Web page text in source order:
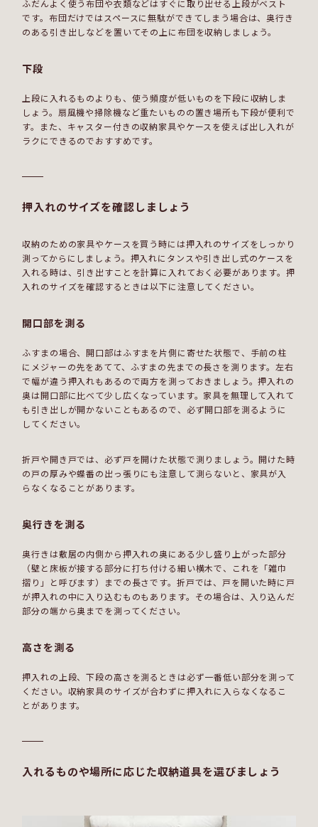
ふだんよく使う布団や衣類などはすぐに取り出せる上段がベスト
です。布団だけではスペースに無駄ができてしまう場合は、奥行き
のある引き出しなどを置いてその上に布団を収納しましょう。
下段
上段に入れるものよりも、使う頻度が低いものを下段に収納しま
しょう。扇風機や掃除機など重たいものの置き場所も下段が便利で
す。また、キャスター付きの収納家具やケースを使えば出し入れが
ラクにできるのでおすすめです。
押入れのサイズを確認しましょう
収納のための家具やケースを買う時には押入れのサイズをしっかり
測ってからにしましょう。押入れにタンスや引き出し式のケースを
入れる時は、引き出すことを計算に入れておく必要があります。押
入れのサイズを確認するときは以下に注意してください。
開口部を測る
ふすまの場合、開口部はふすまを片側に寄せた状態で、手前の柱
にメジャーの先をあてて、ふすまの先までの長さを測ります。左右
で幅が違う押入れもあるので両方を測っておきましょう。押入れの
奥は開口部に比べて少し広くなっています。家具を無理して入れて
も引き出しが開かないこともあるので、必ず開口部を測るように
してください。
折戸や開き戸では、必ず戸を開けた状態で測りましょう。開けた時
の戸の厚みや蝶番の出っ張りにも注意して測らないと、家具が入
らなくなることがあります。
奥行きを測る
奥行きは敷居の内側から押入れの奥にある少し盛り上がった部分
（壁と床板が接する部分に打ち付ける細い横木で、これを「雑巾
摺り」と呼びます）までの長さです。折戸では、戸を開いた時に戸
が押入れの中に入り込むものもあります。その場合は、入り込んだ
部分の端から奥までを測ってください。
高さを測る
押入れの上段、下段の高さを測るときは必ず一番低い部分を測って
ください。収納家具のサイズが合わずに押入れに入らなくなるこ
とがあります。
入れるものや場所に応じた収納道具を選びましょう